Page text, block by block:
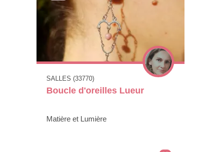
SALLES (33770)
Boucle d'oreilles Lueur
Matière et Lumière